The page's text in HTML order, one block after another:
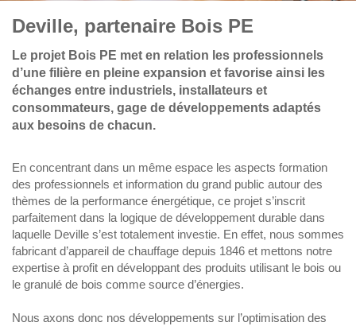
Deville, partenaire Bois PE
Le projet Bois PE met en relation les professionnels
d’une filière en pleine expansion et favorise ainsi les
échanges entre industriels, installateurs et
consommateurs, gage de développements adaptés
aux besoins de chacun.
En concentrant dans un même espace les aspects formation
des professionnels et information du grand public autour des
thèmes de la performance énergétique, ce projet s’inscrit
parfaitement dans la logique de développement durable dans
laquelle Deville s’est totalement investie. En effet, nous sommes
fabricant d’appareil de chauffage depuis 1846 et mettons notre
expertise à profit en développant des produits utilisant le bois ou
le granulé de bois comme source d’énergies.
Nous axons donc nos développements sur l’optimisation des